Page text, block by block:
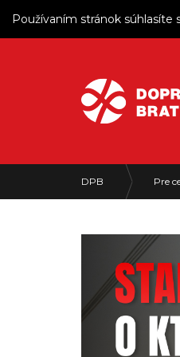
Používaním stránok súhlasíte
DPB Pre